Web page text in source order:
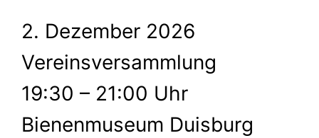
2. Dezember 2026
Vereinsversammlung
19:30 – 21:00 Uhr
Bienenmuseum Duisburg